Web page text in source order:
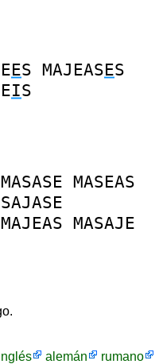
ES MAJEASES
IS
MASASE MASEAS
SAJASE
MAJEAS MASAJE
alemán
rumano